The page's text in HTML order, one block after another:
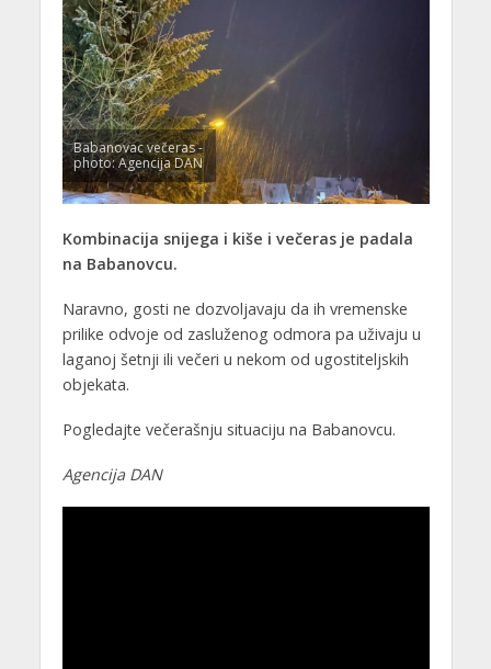
Babanovac večeras -
photo: Agencija DAN
Kombinacija snijega i kiše i večeras je padala
na Babanovcu.
Naravno, gosti ne dozvoljavaju da ih vremenske
prilike odvoje od zasluženog odmora pa uživaju u
laganoj šetnji ili večeri u nekom od ugostiteljskih
objekata.
Pogledajte večerašnju situaciju na Babanovcu.
Agencija DAN